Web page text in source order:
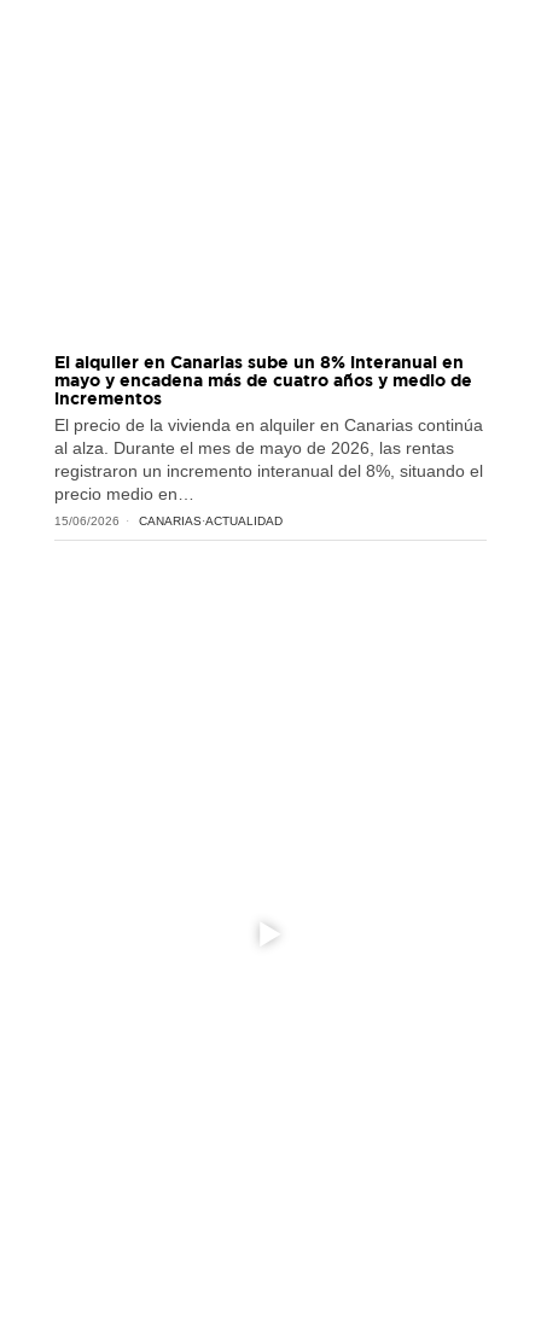
El alquiler en Canarias sube un 8% interanual en
mayo y encadena más de cuatro años y medio de
incrementos
El precio de la vivienda en alquiler en Canarias continúa
al alza. Durante el mes de mayo de 2026, las rentas
registraron un incremento interanual del 8%, situando el
precio medio en…
15/06/2026 CANARIAS·ACTUALIDAD